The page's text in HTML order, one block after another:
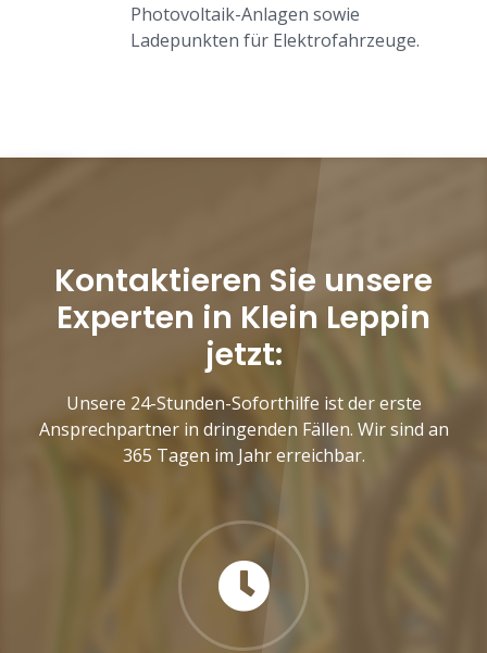
Photovoltaik-Anlagen sowie
Ladepunkten für Elektrofahrzeuge.
Kontaktieren Sie unsere
Experten in Klein Leppin
jetzt:
Unsere 24-Stunden-Soforthilfe ist der erste
Ansprechpartner in dringenden Fällen. Wir sind an
365 Tagen im Jahr erreichbar.